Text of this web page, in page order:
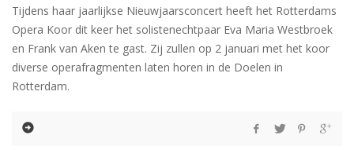
Tijdens haar jaarlijkse Nieuwjaarsconcert heeft het Rotterdams
Opera Koor dit keer het solistenechtpaar Eva Maria Westbroek
en Frank van Aken te gast. Zij zullen op 2 januari met het koor
diverse operafragmenten laten horen in de Doelen in
Rotterdam.